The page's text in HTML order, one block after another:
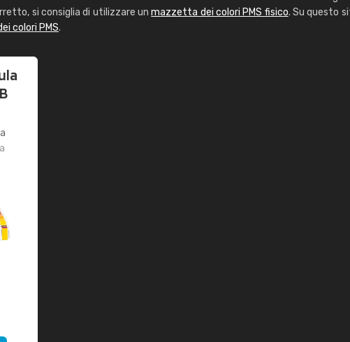
si consiglia di utilizzare unmazzetta dei colori PMS fisico. Su questo
colori PMS.